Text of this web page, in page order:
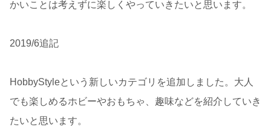
かいことは考えずに楽しくやっていきたいと思います。
2019/6追記
HobbyStyleという新しいカテゴリを追加しました。大人
でも楽しめるホビーやおもちゃ、趣味などを紹介していき
たいと思います。